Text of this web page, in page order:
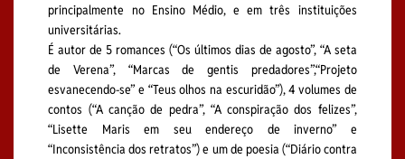
principalmente no Ensino Médio, e em três instituições
universitárias.
É autor de 5 romances (“Os últimos dias de agosto”, “A seta
de Verena”, “Marcas de gentis predadores”,“Projeto
esvanecendo-se” e “Teus olhos na escuridão”), 4 volumes de
contos (“A canção de pedra”, “A conspiração dos felizes”,
“Lisette Maris em seu endereço de inverno” e
“Inconsistência dos retratos”) e um de poesia (“Diário contra